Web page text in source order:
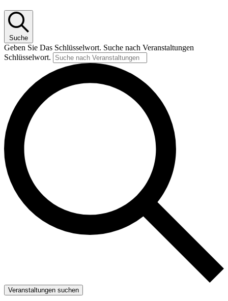
Suche
Geben Sie Das Schlüsselwort. Suche nach Veranstaltungen
Schlüsselwort.
Veranstaltungen suchen